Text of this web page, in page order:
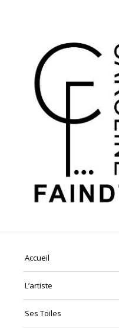
Accueil
L’artiste
Ses Toiles